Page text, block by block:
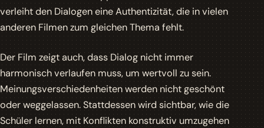
verleiht den Dialogen eine Authentizität, die in vielen
anderen Filmen zum gleichen Thema fehlt.
Der Film zeigt auch, dass Dialog nicht immer
harmonisch verlaufen muss, um wertvoll zu sein.
Meinungsverschiedenheiten werden nicht geschönt
oder weggelassen. Stattdessen wird sichtbar, wie die
Schüler lernen, mit Konflikten konstruktiv umzugehen